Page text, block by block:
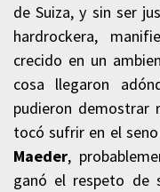
de Suiza, y sin ser
hardrockera,
crecido en un
cosa llegaron
pudieron demostrar
tocó sufrir en el
Maeder,
ganó el respeto de